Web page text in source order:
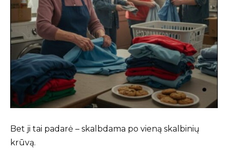
Bet ji tai padarė – skalbdama po vieną skalbinių
krūvą.